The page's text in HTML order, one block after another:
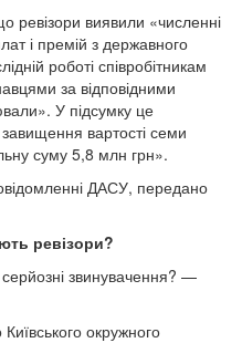
виявили «численні
і премій з державного
роботі співробітникам
за відповідними
У підсумку це
вартості семи
суму 5,8 млн грн».
ДАСУ, передано
ревізори?
звинувачення? —
окружного